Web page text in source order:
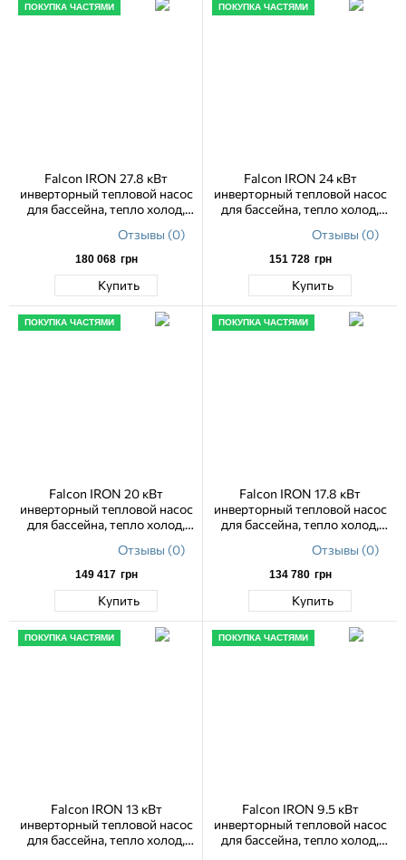
ПОКУПКА ЧАСТЯМИ
Falcon IRON 27.8 кВт
инверторный тепловой насос
для бассейна, тепло холод,
Отзывы (0)
180 068 грн
Купить
ПОКУПКА ЧАСТЯМИ
Falcon IRON 24 кВт
инверторный тепловой насос
для бассейна, тепло холод,
Отзывы (0)
151 728 грн
Купить
ПОКУПКА ЧАСТЯМИ
Falcon IRON 20 кВт
инверторный тепловой насос
для бассейна, тепло холод,
Отзывы (0)
149 417 грн
Купить
ПОКУПКА ЧАСТЯМИ
Falcon IRON 17.8 кВт
инверторный тепловой насос
для бассейна, тепло холод,
Отзывы (0)
134 780 грн
Купить
ПОКУПКА ЧАСТЯМИ
Falcon IRON 13 кВт
инверторный тепловой насос
для бассейна, тепло холод,
ПОКУПКА ЧАСТЯМИ
Falcon IRON 9.5 кВт
инверторный тепловой насос
для бассейна, тепло холод,